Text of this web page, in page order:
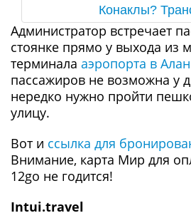
Конаклы?
Администратор встречает
стоянке прямо у выхода из
терминала аэропорта в
пассажиров не возможна у
нередко нужно пройти
улицу.
Вот и ссылка для
Внимание, карта Мир для
12go не годится!
Intui.travel